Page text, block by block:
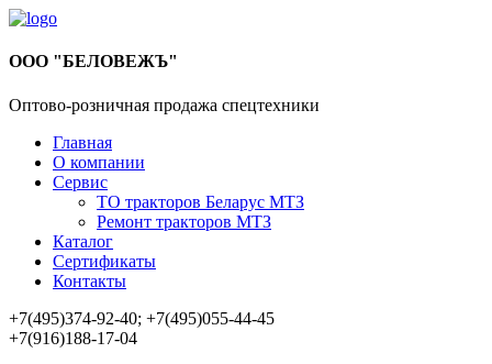
ООО "БЕЛОВЕЖЪ"
Оптово-розничная продажа спецтехники
Главная
О компании
Сервис
ТО тракторов Беларус МТЗ
Ремонт тракторов МТЗ
Каталог
Сертификаты
Контакты
+7(495)374-92-40; +7(495)055-44-45
+7(916)188-17-04